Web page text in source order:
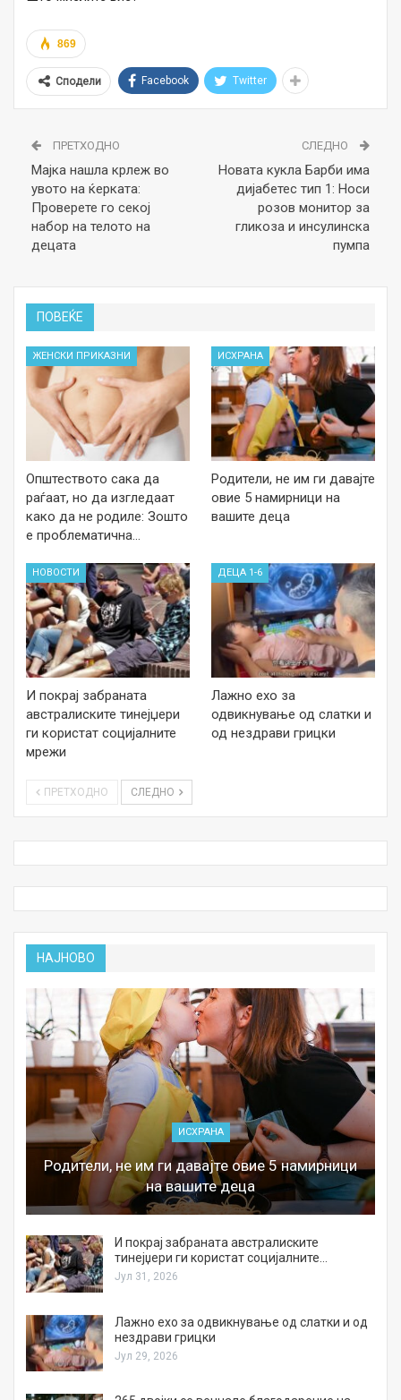
869
Сподели Facebook Twitter
ПРЕТХОДНО
Мајка нашла крлеж во
увото на ќерката:
Проверете го секоj
набор на телото на
децата
СЛЕДНО
Новата кукла Барби има
дијабетес тип 1: Носи
розов монитор за
гликоза и инсулинска
пумпа
ПОВЕЌЕ
ЖЕНСКИ ПРИКАЗНИ
Општеството сака да
раѓаат, но да изгледаат
како да не родиле: Зошто
е проблематична…
ИСХРАНА
Родители, не им ги давајте
овие 5 намирници на
вашите деца
НОВОСТИ
И покрај забраната
австралиските тинејџери
ги користат социјалните
мрежи
ДЕЦА 1-6
Лажно ехо за
одвикнување од слатки и
од нездрави грицки
ПРЕТХОДНО СЛЕДНО
НАЈНОВО
ИСХРАНА
Родители, не им ги давајте овие 5 намирници
на вашите деца
И покрај забраната австралиските
тинејџери ги користат социјалните…
Јул 31, 2026
Лажно ехо за одвикнување од слатки и од
нездрави грицки
Јул 29, 2026